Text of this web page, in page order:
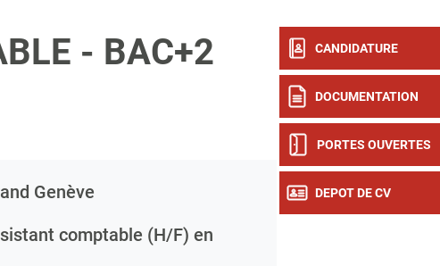
CANDIDATURE
DOCUMENTATION
PORTES OUVERTES
DEPOT DE CV
- BAC+2
Genève
comptable (H/F) en